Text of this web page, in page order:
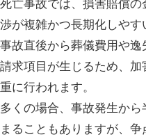
死亡事故では、損害賠償
渉が複雑かつ長期化しやす
事故直後から葬儀費用や
請求項目が生じるため、
重に行われます。
多くの場合、事故発生か
まることもありますが、